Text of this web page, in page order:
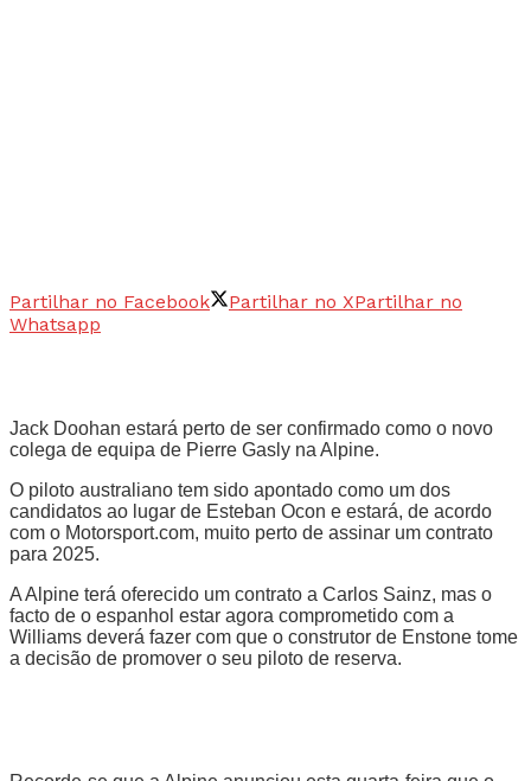
Partilhar no Facebook Partilhar no XPartilhar no
Whatsapp
Jack Doohan estará perto de ser confirmado como o novo
colega de equipa de Pierre Gasly na Alpine.
O piloto australiano tem sido apontado como um dos
candidatos ao lugar de Esteban Ocon e estará, de acordo
com o Motorsport.com, muito perto de assinar um contrato
para 2025.
A Alpine terá oferecido um contrato a Carlos Sainz, mas o
facto de o espanhol estar agora comprometido com a
Williams deverá fazer com que o construtor de Enstone tome
a decisão de promover o seu piloto de reserva.